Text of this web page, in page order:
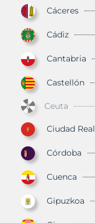
Cáceres
Cádiz
Cantabria
Castellón
Ceuta
Ciudad Real
Córdoba
Cuenca
Gipuzkoa